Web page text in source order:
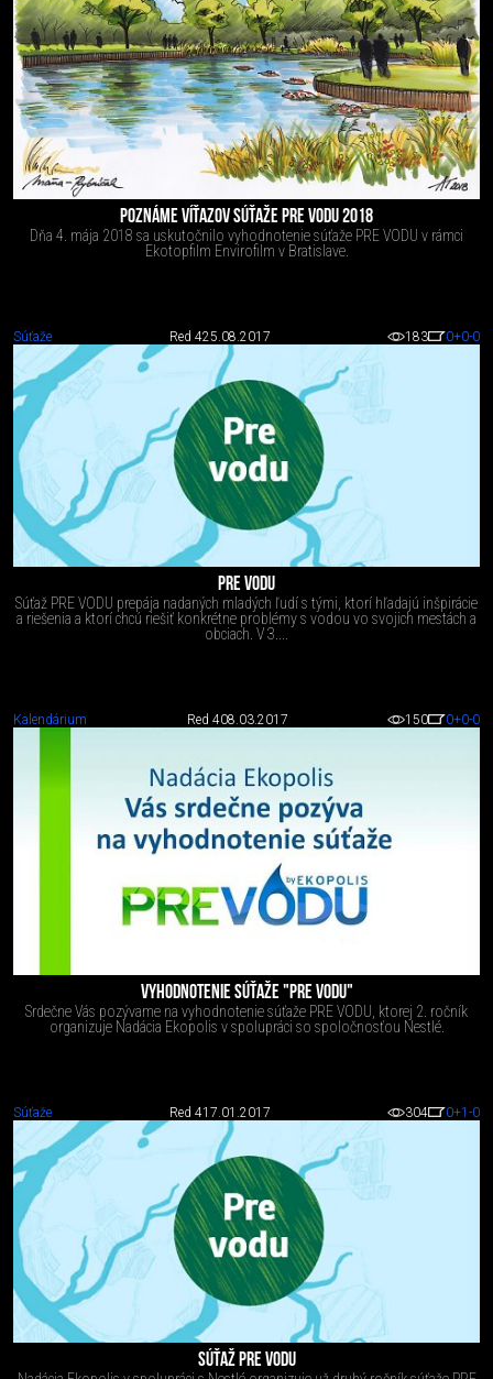
POZNÁME VÍŤAZOV SÚŤAŽE PRE VODU 2018
Dňa 4. mája 2018 sa uskutočnilo vyhodnotenie súťaže PRE VODU v rámci
Ekotopfilm Envirofilm v Bratislave.
Súťaže Red 425.08.2017 183 0+0-0
PRE VODU
Súťaž PRE VODU prepája nadaných mladých ľudí s tými, ktorí hľadajú inšpirácie
a riešenia a ktorí chcú riešiť konkrétne problémy s vodou vo svojich mestách a
obciach. V 3....
Kalendárium Red 408.03.2017 150 0+0-0
VYHODNOTENIE SÚŤAŽE "PRE VODU"
Srdečne Vás pozývame na vyhodnotenie súťaže PRE VODU, ktorej 2. ročník
organizuje Nadácia Ekopolis v spolupráci so spoločnosťou Nestlé.
Súťaže Red 417.01.2017 304 0+1 -0
SÚŤAŽ PRE VODU